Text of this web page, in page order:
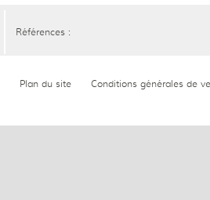
Références :
Plan du site Conditions générales de